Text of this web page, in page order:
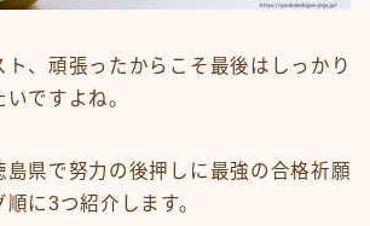
ト、頑張ったからこそ最後はしっかり
ですよね。
島県で努力の後押しに最強の合格祈願
に3つ紹介します。